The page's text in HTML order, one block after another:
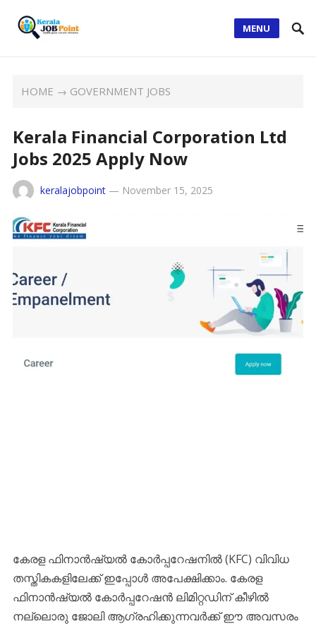
MENU
HOME → GOVERNMENT JOBS
Kerala Financial Corporation Ltd
Jobs 2025 Apply Now
keralajobpoint— November 15, 2025
കേരള ഫിനാൻഷ്യൽ കോർപ്പറേഷനിൽ (KFC) വിവിധ
തസ്തികകളിലേക്ക് ഇപ്പോൾ അപേക്ഷിക്കാം. കേരള
ഫിനാൻഷ്യൽ കോർപ്പറേഷൻ ലിമിറ്റഡിന് കീഴിൽ
നല്ലൊരു ജോലി ആഗ്രഹിക്കുന്നവർക്ക് ഈ അവസരം